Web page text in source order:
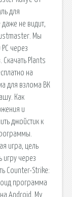
для
не видит,
Мы
через
Plants
на
для взлома ВК
Как
и
джойстик к
игра, цель
игру через
Counter-Strike:
программа
Android. My